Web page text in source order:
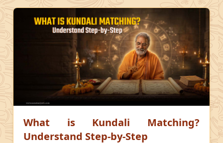
What is Kundali Matching?
Understand Step-by-Step